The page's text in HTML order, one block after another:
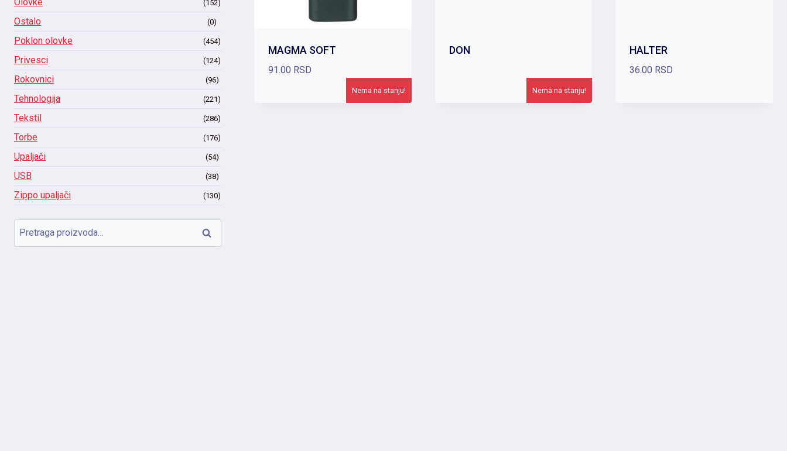
Nema na stanju!
MAGMA SOFT
91.00 RSD
Nema na stanju!
DON HALTER
36.00 RSD
(152)
Ostalo (0)
Poklon olovke (454)
Privesci (124)
Rokovnici (96)
Tehnologija (221)
Tekstil (286)
Torbe (176)
Upaljači (54)
USB (38)
Zippo upaljači (130)
Pretraga
za:
Pretraži